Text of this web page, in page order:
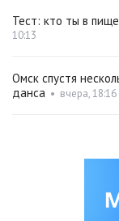
Тест: кто ты в
10:13
Омск спустя
данса • вчера, 18:16